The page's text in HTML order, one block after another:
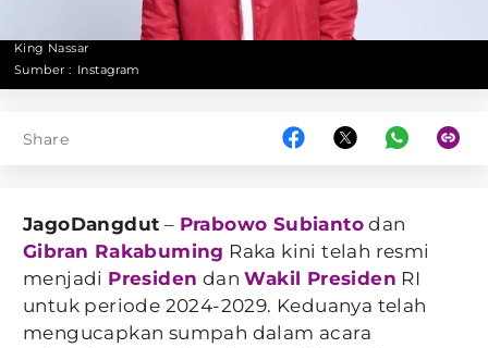
King Nassar
Sumber : Instagram
Share
JagoDangdut – Prabowo Subianto dan
Gibran Rakabuming Raka kini telah resmi
menjadi Presiden danWakil Presiden RI
untuk periode 2024-2029. Keduanya telah
mengucapkan sumpah dalam acara